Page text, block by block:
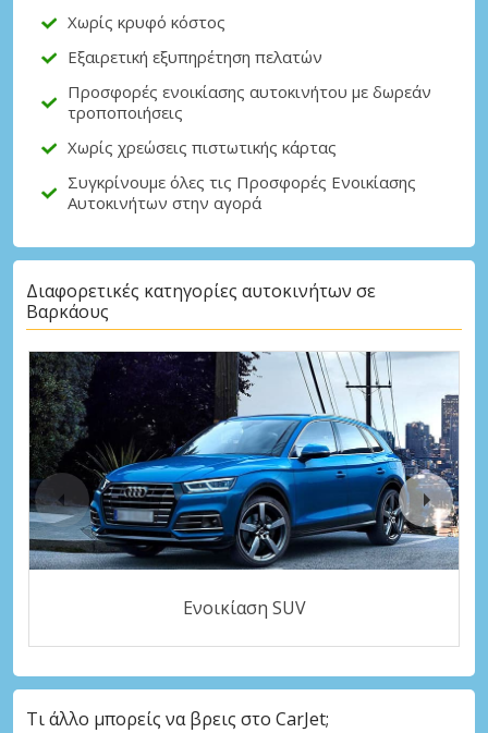
Σύνδεση με eLink
Χωρίς κρυφό κόστος
Εξαιρετική εξυπηρέτηση πελατών
Προσφορές ενοικίασης αυτοκινήτου με δωρεάν
τροποποιήσεις
Χωρίς χρεώσεις πιστωτικής κάρτας
Συγκρίνουμε όλες τις Προσφορές Ενοικίασης
Αυτοκινήτων στην αγορά
Διαφορετικές κατηγορίες αυτοκινήτων σε
Βαρκάους
Ενοικίαση SUV
Τι άλλο μπορείς να βρεις στο CarJet;